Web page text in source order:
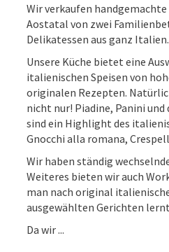
Wir verkaufen
Aostatal von zwei
Delikatessen aus ganz Italien.
Unsere Küche bietet eine
italienischen Speisen von
originalen Rezepten.
nicht nur! Piadine, Panini und
sind ein Highlight des
Gnocchi alla romana,
Wir haben ständig
Weiteres bieten wir auch
man nach original
ausgewählten Gerichten
Da wir ...